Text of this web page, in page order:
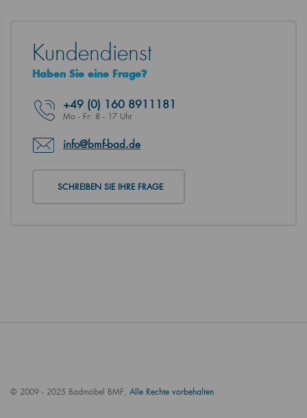
Kundendienst
Haben Sie eine Frage?
+49 (0) 160 8911181
Mo - Fr: 8 - 17 Uhr
info@bmf-bad.de
SCHREIBEN SIE IHRE FRAGE
© 2009 - 2025 Badmöbel BMF, Alle Rechte vorbehalten